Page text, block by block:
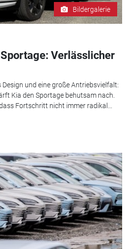
Bildergalerie
Verlässlicher
und eine große Antriebsvielfalt:
Kia den Sportage behutsam nach.
Fortschritt nicht immer radikal...